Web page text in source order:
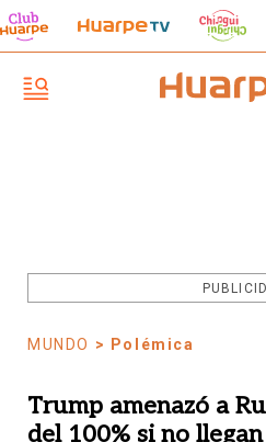
MUNDO > Polémica
Trump amenazó a
del 100% si no